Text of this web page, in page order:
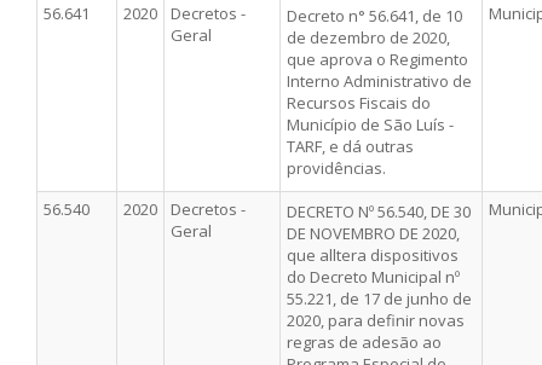
56.641 2020
Decretos -
Geral
Decreto n° 56.641, de 10
de dezembro de 2020,
que aprova o Regimento
Interno Administrativo de
Recursos Fiscais do
Município de São Luís -
TARF, e dá outras
providências.
56.540 2020
Decretos -
Geral
DECRETO Nº 56.540, DE 30
DE NOVEMBRO DE 2020,
que alltera dispositivos
do Decreto Municipal nº
55.221, de 17 de junho de
2020, para definir novas
regras de adesão ao